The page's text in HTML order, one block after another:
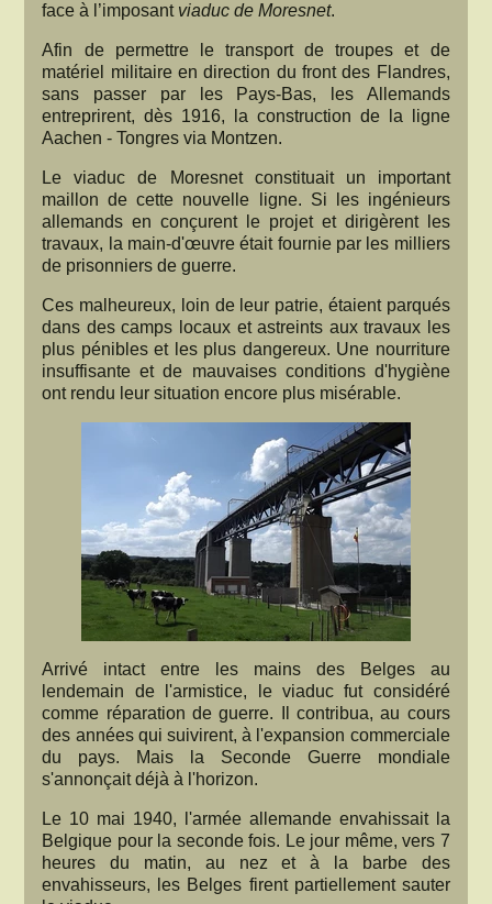
face à l’imposant viaduc de Moresnet.
Afin de permettre le transport de troupes et de
matériel militaire en direction du front des Flandres,
sans passer par les Pays-Bas, les Allemands
entreprirent, dès 1916, la construction de la ligne
Aachen - Tongres via Montzen.
Le viaduc de Moresnet constituait un important
maillon de cette nouvelle ligne. Si les ingénieurs
allemands en conçurent le projet et dirigèrent les
travaux, la main-d'œuvre était fournie par les milliers
de prisonniers de guerre.
Ces malheureux, loin de leur patrie, étaient parqués
dans des camps locaux et astreints aux travaux les
plus pénibles et les plus dangereux. Une nourriture
insuffisante et de mauvaises conditions d'hygiène
ont rendu leur situation encore plus misérable.
Arrivé intact entre les mains des Belges au
lendemain de l'armistice, le viaduc fut considéré
comme réparation de guerre. Il contribua, au cours
des années qui suivirent, à l'expansion commerciale
du pays. Mais la Seconde Guerre mondiale
s'annonçait déjà à l'horizon.
Le 10 mai 1940, l'armée allemande envahissait la
Belgique pour la seconde fois. Le jour même, vers 7
heures du matin, au nez et à la barbe des
envahisseurs, les Belges firent partiellement sauter